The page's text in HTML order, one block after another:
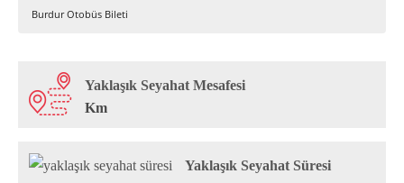
Burdur Otobüs Bileti
Yaklaşık Seyahat Mesafesi
Km
Yaklaşık Seyahat Süresi